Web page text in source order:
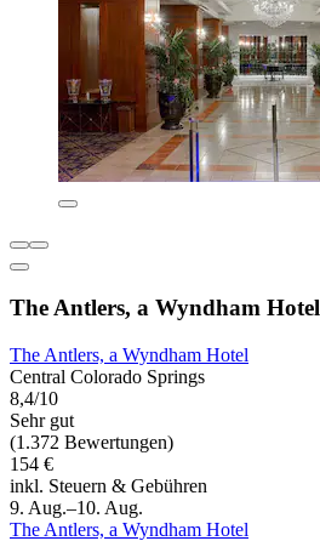
The Antlers, a Wyndham Hotel
The Antlers, a Wyndham Hotel
Central Colorado Springs
8,4/10
Sehr gut
(1.372 Bewertungen)
154 €
inkl. Steuern & Gebühren
9. Aug.–10. Aug.
The Antlers, a Wyndham Hotel